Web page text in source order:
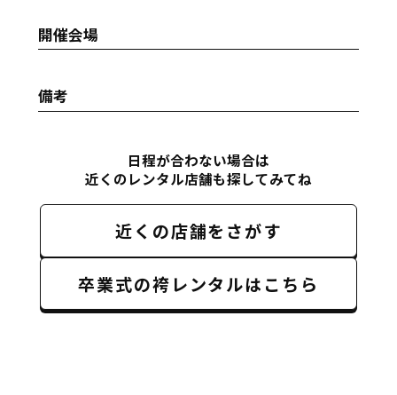
開催会場
備考
日程が合わない場合は
近くのレンタル店舗も探してみてね
近くの店舗をさがす
卒業式の袴レンタルはこちら